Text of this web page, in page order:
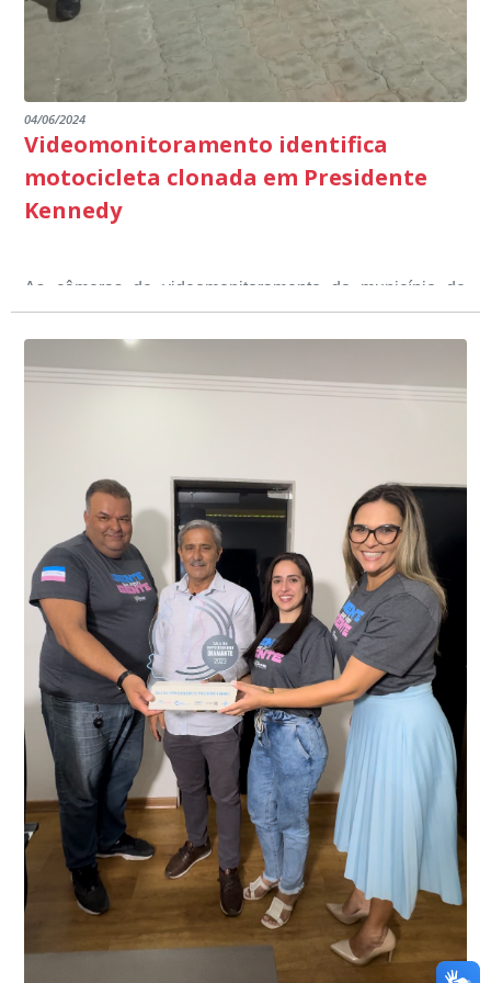
04/06/2024
Videomonitoramento identifica
motocicleta clonada em Presidente
Kennedy
As câmeras de videomonitoramento do município de
Presidente Kennedy identificaram neste fim de semana,
01 de junho, uma motocicleta com indícios de
adulteração, imediatamente, a central de
videomonitoramento acionou a Guarda Civil Municipal,
Durante a abordagem a adulteração foi comprovada,
através da conferência do Chassi, a motocicleta, bem
conta do sistema de videomonitoramento instalado
recentemente em todo o município de Presidente
Kennedy, o sistema é integrado com outros municípios
do país, sendo possível a identificação de veículos por
meio do cruzamento de informações, nesse caso
específico, com dados de uma cidade do Estado do Rio
de Janeiro.
“Mais de 100 câmeras foram instaladas na sede e no
interior de Presidente Kennedy, garantindo mais
segurança à população, seja nas ruas, no comércio, os
produtores agropecuários. Estamos no rumo certo,
parabéns a todos os servidores que contribuem para a
segurança da nossa cidade”, destaca o prefeito Dorlei
Fontão.